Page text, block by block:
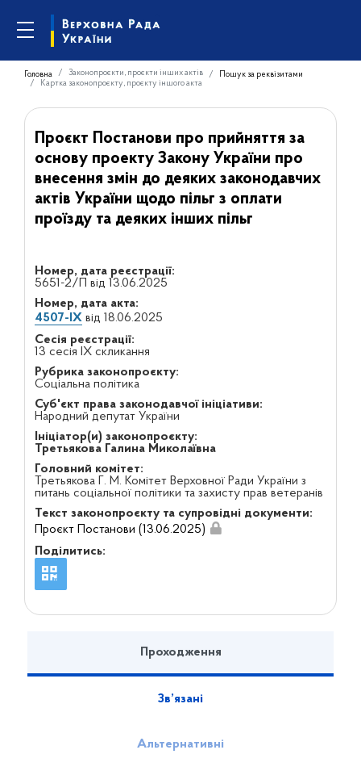
Головна Законопроєкти, проєкти інших актів
Пошук за реквізитами
Картка законопроєкту, проєкту іншого акта
Проєкт Постанови про прийняття за
основу проекту Закону України про
внесення змін до деяких законодавчих
актів України щодо пільг з оплати
проїзду та деяких інших пільг
Номер, дата реєстрації:
5651-2/П від 13.06.2025
Номер, дата акта:
4507-IXвід 18.06.2025
Сесія реєстрації:
13 сесія IX скликання
Рубрика законопроєкту:
Соціальна політика
Суб'єкт права законодавчої ініціативи:
Народний депутат України
Ініціатор(и) законопроєкту:
Третьякова Галина Миколаївна
Головний комітет:
Третьякова Г. М. Комітет Верховної Ради України з
питань соціальної політики та захисту прав ветеранів
Текст законопроєкту та супровідні документи:
Проєкт Постанови (13.06.2025)
Поділитись:
Проходження
Зв’язані
Альтернативні